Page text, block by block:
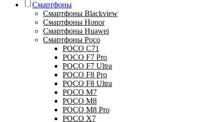
Смартфоны
Смартфоны Blackview
Смартфоны Honor
Смартфоны Huawei
Смартфоны Poco
POCO C71
POCO F7 Pro
POCO F7 Ultra
POCO F8 Pro
POCO F8 Ultra
POCO M7
POCO M8
POCO M8 Pro
POCO X7